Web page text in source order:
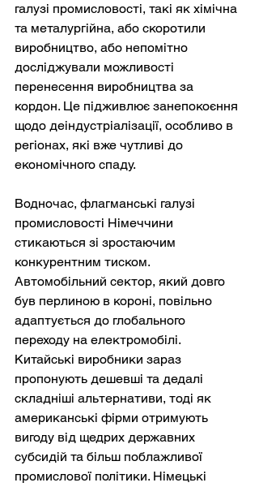
галузі промисловості, такі як хімічна
та металургійна, або скоротили
виробництво, або непомітно
досліджували можливості
перенесення виробництва за
кордон. Це підживлює занепокоєння
щодо деіндустріалізації, особливо в
регіонах, які вже чутливі до
економічного спаду.
Водночас, флагманські галузі
промисловості Німеччини
стикаються зі зростаючим
конкурентним тиском.
Автомобільний сектор, який довго
був перлиною в короні, повільно
адаптується до глобального
переходу на електромобілі.
Китайські виробники зараз
пропонують дешевші та дедалі
складніші альтернативи, тоді як
американські фірми отримують
вигоду від щедрих державних
субсидій та більш поблажливої
промислової політики. Німецькі